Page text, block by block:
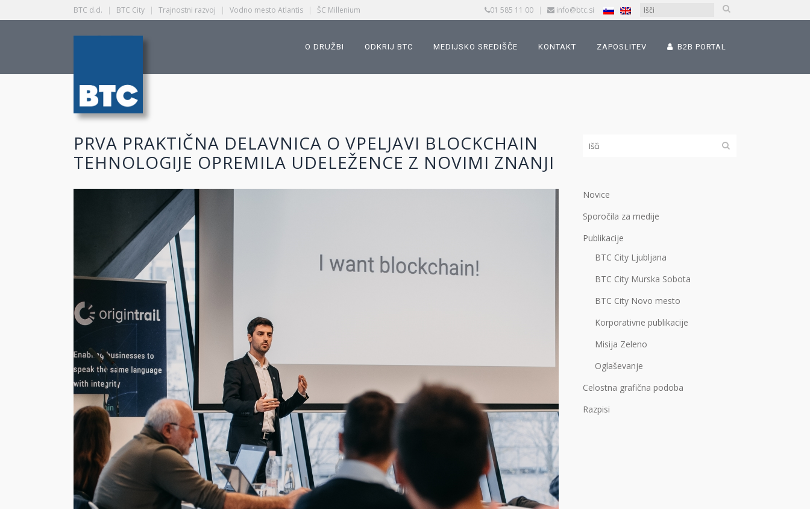
BTC d.d. | BTC City | Trajnostni razvoj | Vodno mesto Atlantis | ŠC Millenium 01 585 11 00 | info@btc.si
O DRUŽBI ODKRIJ BTC MEDIJSKO SREDIŠČE KONTAKT ZAPOSLITEV B2B PORTAL
PRVA PRAKTIČNA DELAVNICA O VPELJAVI BLOCKCHAIN
TEHNOLOGIJE OPREMILA UDELEŽENCE Z NOVIMI ZNANJI
Novice
Sporočila za medije
Publikacije
BTC City Ljubljana
BTC City Murska Sobota
BTC City Novo mesto
Korporativne publikacije
Misija Zeleno
Oglaševanje
Celostna grafična podoba
Razpisi